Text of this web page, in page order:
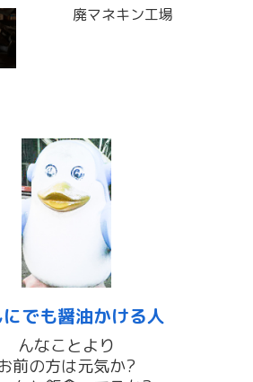
廃マネキン工場
でも醤油かける人
んなことより
前の方は元気か?